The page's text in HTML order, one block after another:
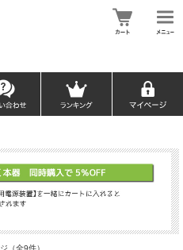
（全9件）